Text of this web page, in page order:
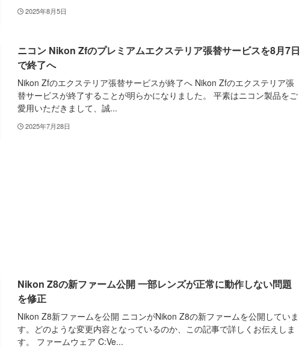
2025年8月5日
ニコン Nikon Zfのプレミアムエクステリア張替サービスを8月7日
で終了へ
Nikon Zfのエクステリア張替サービスが終了へ Nikon Zfのエクステリア張
替サービスが終了することが明らかになりました。 平素はニコン製品をご
愛用いただきまして、誠...
2025年7月28日
Nikon Z8の新ファーム公開 一部レンズが正常に動作しない問題
を修正
Nikon Z8新ファームを公開 ニコンがNikon Z8の新ファームを公開していま
す。どのような変更内容となっているのか、この記事で詳しくお伝えしま
す。 ファームウェア C:Ve...